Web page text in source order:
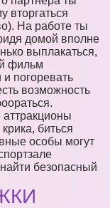
вторгаться
На работе ты
домой вполне
выплакаться,
фильм
погоревать
возможность
аттракционы
биться
особы могут
безопасный